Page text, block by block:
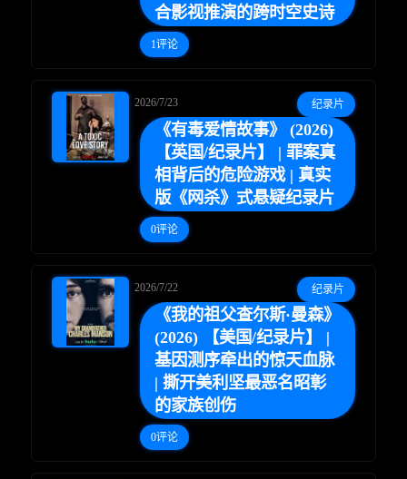
合影视推演的跨时空史诗
1评论
2026/7/23 纪录片
《有毒爱情故事》 (2026)
【英国/纪录片】 | 罪案真
相背后的危险游戏 | 真实
版《网杀》式悬疑纪录片
0评论
2026/7/22 纪录片
《我的祖父查尔斯·曼森》
(2026) 【美国/纪录片】 |
基因测序牵出的惊天血脉
| 撕开美利坚最恶名昭彰
的家族创伤
0评论